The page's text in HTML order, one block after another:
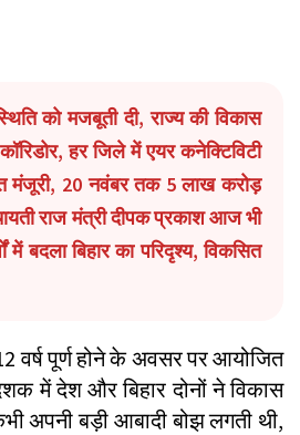
को मजबूती दी, राज्य की विकास
हर जिले में एयर कनेक्टिविटी
मंजूरी, 20 नवंबर तक 5 लाख करोड़
राज मंत्री दीपक प्रकाश आज भी
बदला बिहार का परिदृश्य, विकसित
वर्ष पूर्ण होने के अवसर पर आयोजित
में देश और बिहार दोनों ने विकास
अपनी बड़ी आबादी बोझ लगती थी,